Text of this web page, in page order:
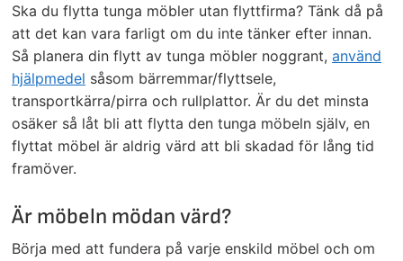
Ska du flytta tunga möbler utan flyttfirma? Tänk då på
att det kan vara farligt om du inte tänker efter innan.
Så planera din flytt av tunga möbler noggrant, använd
hjälpmedel såsom bärremmar/flyttsele,
transportkärra/pirra och rullplattor. Är du det minsta
osäker så låt bli att flytta den tunga möbeln själv, en
flyttat möbel är aldrig värd att bli skadad för lång tid
framöver.
Är möbeln mödan värd?
Börja med att fundera på varje enskild möbel och om